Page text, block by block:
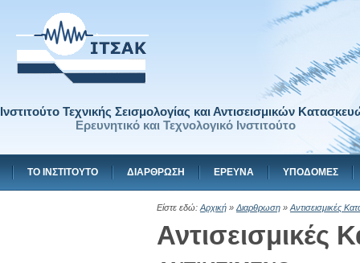
Ινστιτούτο Τεχνικής Σεισμολογίας και Αντισεισμικών
Ερευνητικό και Τεχνολογικό Ινστιτούτο
ΤΟ ΙΝΣΤΙΤΟΥΤΟ ΔΙΑΡΘΡΩΣΗ ΕΡΕΥΝΑ ΥΠΟΔΟΜΕΣ
Είστε εδώ: Αρχική » Διαρθρωση » Αντισεισμικές
Αντισεισμικές